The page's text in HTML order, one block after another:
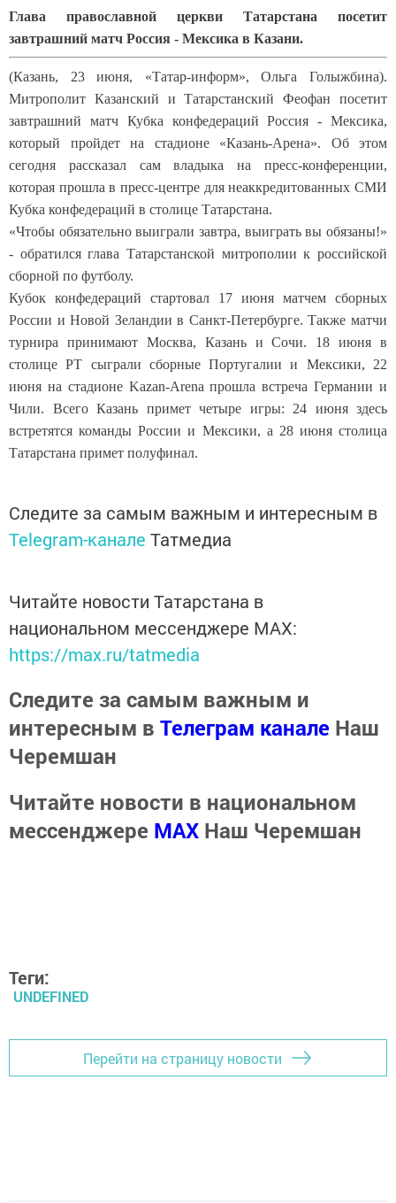
Глава православной церкви Татарстана посетит
завтрашний матч Россия - Мексика в Казани.
(Казань, 23 июня, «Татар-информ», Ольга Голыжбина).
Митрополит Казанский и Татарстанский Феофан посетит
завтрашний матч Кубка конфедераций Россия - Мексика,
который пройдет на стадионе «Казань-Арена». Об этом
сегодня рассказал сам владыка на пресс-конференции,
которая прошла в пресс-центре для неаккредитованных СМИ
Кубка конфедераций в столице Татарстана.
«Чтобы обязательно выиграли завтра, выиграть вы обязаны!»
- обратился глава Татарстанской митрополии к российской
сборной по футболу.
Кубок конфедераций стартовал 17 июня матчем сборных
России и Новой Зеландии в Санкт-Петербурге. Также матчи
турнира принимают Москва, Казань и Сочи. 18 июня в
столице РТ сыграли сборные Португалии и Мексики, 22
июня на стадионе Kazan-Arena прошла встреча Германии и
Чили. Всего Казань примет четыре игры: 24 июня здесь
встретятся команды России и Мексики, а 28 июня столица
Татарстана примет полуфинал.
Следите за самым важным и интересным в
Telegram-канале Татмедиа
Читайте новости Татарстана в
национальном мессенджере MАХ:
https://max.ru/tatmedia
Следите за самым важным и
интересным в Телеграм канале Наш
Черемшан
Читайте новости в национальном
мессенджере MАХ Наш Черемшан
Теги:
UNDEFINED
Перейти на страницу новости